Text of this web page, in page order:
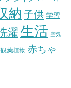
納 子供 学習
濯 生活 空気
観葉植物 赤ちゃ